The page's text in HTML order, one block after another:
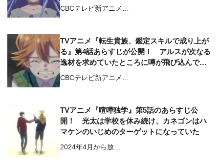
CBCテレビ新アニメ…
TVアニメ『転生貴族、鑑定スキルで成り上が
る』第4話あらすじが公開！ アルスが次なる
逸材を求めていたところに噂が飛び込んでき
CBCテレビ新アニメ…
TVアニメ『喧嘩独学』第5話のあらすじ公
開！ 光太は学校を休み続け、カネゴンはハ
マケンのいじめのターゲットになっていた
2024年4月から放…